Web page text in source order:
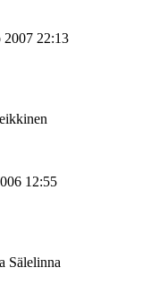
2007 22:13
12:55
Sälelinna